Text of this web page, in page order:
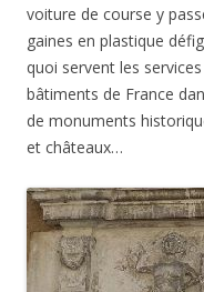
voiture de course y
gaines en plastique
quoi servent les
bâtiments de France
de monuments
et châteaux…